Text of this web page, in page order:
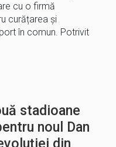
cu o firmă
curățarea și
în comun. Potrivit
stadioane
noul Dan
din